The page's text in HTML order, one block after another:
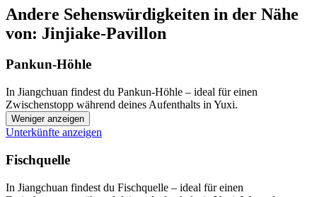
Andere Sehenswürdigkeiten in der Nähe
von: Jinjiake-Pavillon
Pankun-Höhle
In Jiangchuan findest du Pankun-Höhle – ideal für einen
Zwischenstopp während deines Aufenthalts in Yuxi.
Weniger anzeigen
Unterkünfte anzeigen
Fischquelle
In Jiangchuan findest du Fischquelle – ideal für einen